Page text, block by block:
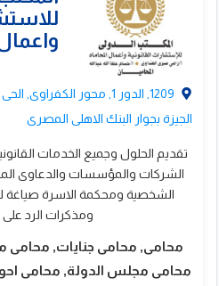
1209, الدور 1, محور
الجيزة بجوار البنك الاهلى المصرى
تقديم الحلول وجميع الخدمات
الشركات والمؤسسات والدعاوى
الشخصية ومحكمة الاسرة صياغة
ومذكرات الرد على
محامى, محامى جنايات,
محامى مجلس الدولة, محامى